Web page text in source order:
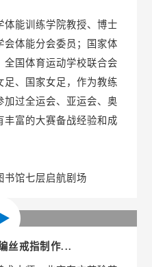
体能训练学院教授、博士
会体能分会委员；国家体
全国体育运动学校联合会
足、国家女足，作为教练
加过全运会、亚运会、奥
丰富的大赛备战经验和成
书馆七层启航剧场
丝戒指制作...